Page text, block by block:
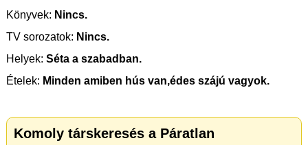
Könyvek: Nincs.
TV sorozatok: Nincs.
Helyek: Séta a szabadban.
Ételek: Minden amiben hús van,édes szájú vagyok.
Komoly társkeresés a Páratlan